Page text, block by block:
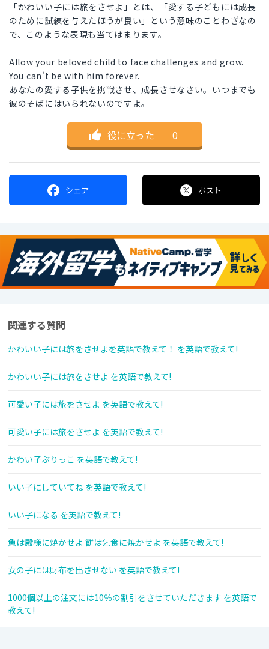
「かわいい子には旅をさせよ」とは、「愛する子どもには成長
のために試練を与えたほうが良い」という意味のことわざなの
で、このような表現も当てはまります。
Allow your beloved child to face challenges and grow.
You can't be with him forever.
あなたの愛する子供を挑戦させ、成長させなさい。いつまでも
彼のそばにはいられないのですよ。
役に立った ｜ 0
シェア ポスト
関連する質問
かわいい子には旅をさせよを英語で教えて！ を英語で教えて!
かわいい子には旅をさせよ を英語で教えて!
可愛い子には旅をさせよ を英語で教えて!
可愛い子には旅をさせよ を英語で教えて!
かわい子ぶりっこ を英語で教えて!
いい子にしていてね を英語で教えて!
いい子になる を英語で教えて!
魚は殿様に焼かせよ 餅は乞食に焼かせよ を英語で教えて!
女の子には財布を出させない を英語で教えて!
1000個以上の注文には10％の割引をさせていただきます を英語で
教えて!